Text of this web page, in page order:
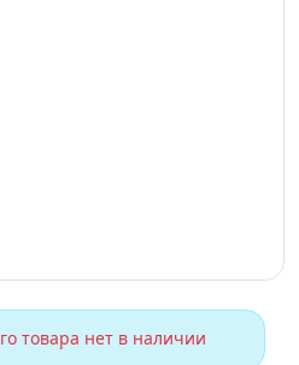
товара нет в наличии